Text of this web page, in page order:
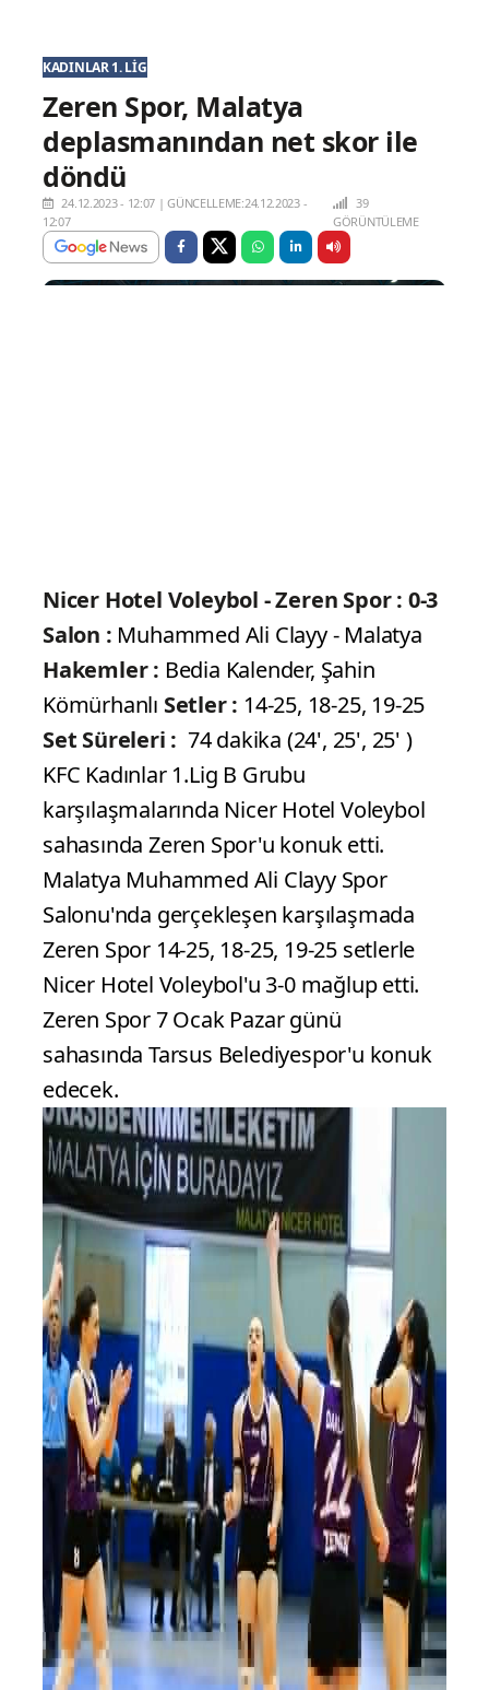
KADINLAR 1. LIG
Zeren Spor, Malatya
deplasmanından net skor ile
döndü
24.12.2023 - 12:07 |GÜNCELLEME:24.12.2023 -
12:07
39
GÖRÜNTÜLEME
Nicer Hotel Voleybol - Zeren Spor : 0-3
Salon : Muhammed Ali Clayy - Malatya
Hakemler : Bedia Kalender, Şahin
Kömürhanlı Setler : 14-25, 18-25, 19-25
Set Süreleri : 74 dakika (24', 25', 25' )
KFC Kadınlar 1.Lig B Grubu
karşılaşmalarında Nicer Hotel Voleybol
sahasında Zeren Spor'u konuk etti.
Malatya Muhammed Ali Clayy Spor
Salonu'nda gerçekleşen karşılaşmada
Zeren Spor 14-25, 18-25, 19-25 setlerle
Nicer Hotel Voleybol'u 3-0 mağlup etti.
Zeren Spor 7 Ocak Pazar günü
sahasında Tarsus Belediyespor'u konuk
edecek.